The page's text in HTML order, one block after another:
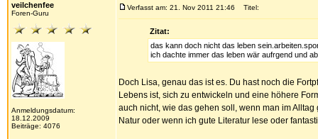
veilchenfee
Foren-Guru
Anmeldungsdatum:
18.12.2009
Beiträge: 4076
Verfasst am: 21. Nov 2011 21:46 Titel:
Zitat:
das kann doch nicht das leben
ich dachte immer das leben wär aufrgend und
Doch Lisa, genau das ist es. Du hast noch die
Lebens ist, sich zu entwickeln und eine höhere
auch nicht, wie das gehen soll, wenn man im
Natur oder wenn ich gute Literatur lese oder